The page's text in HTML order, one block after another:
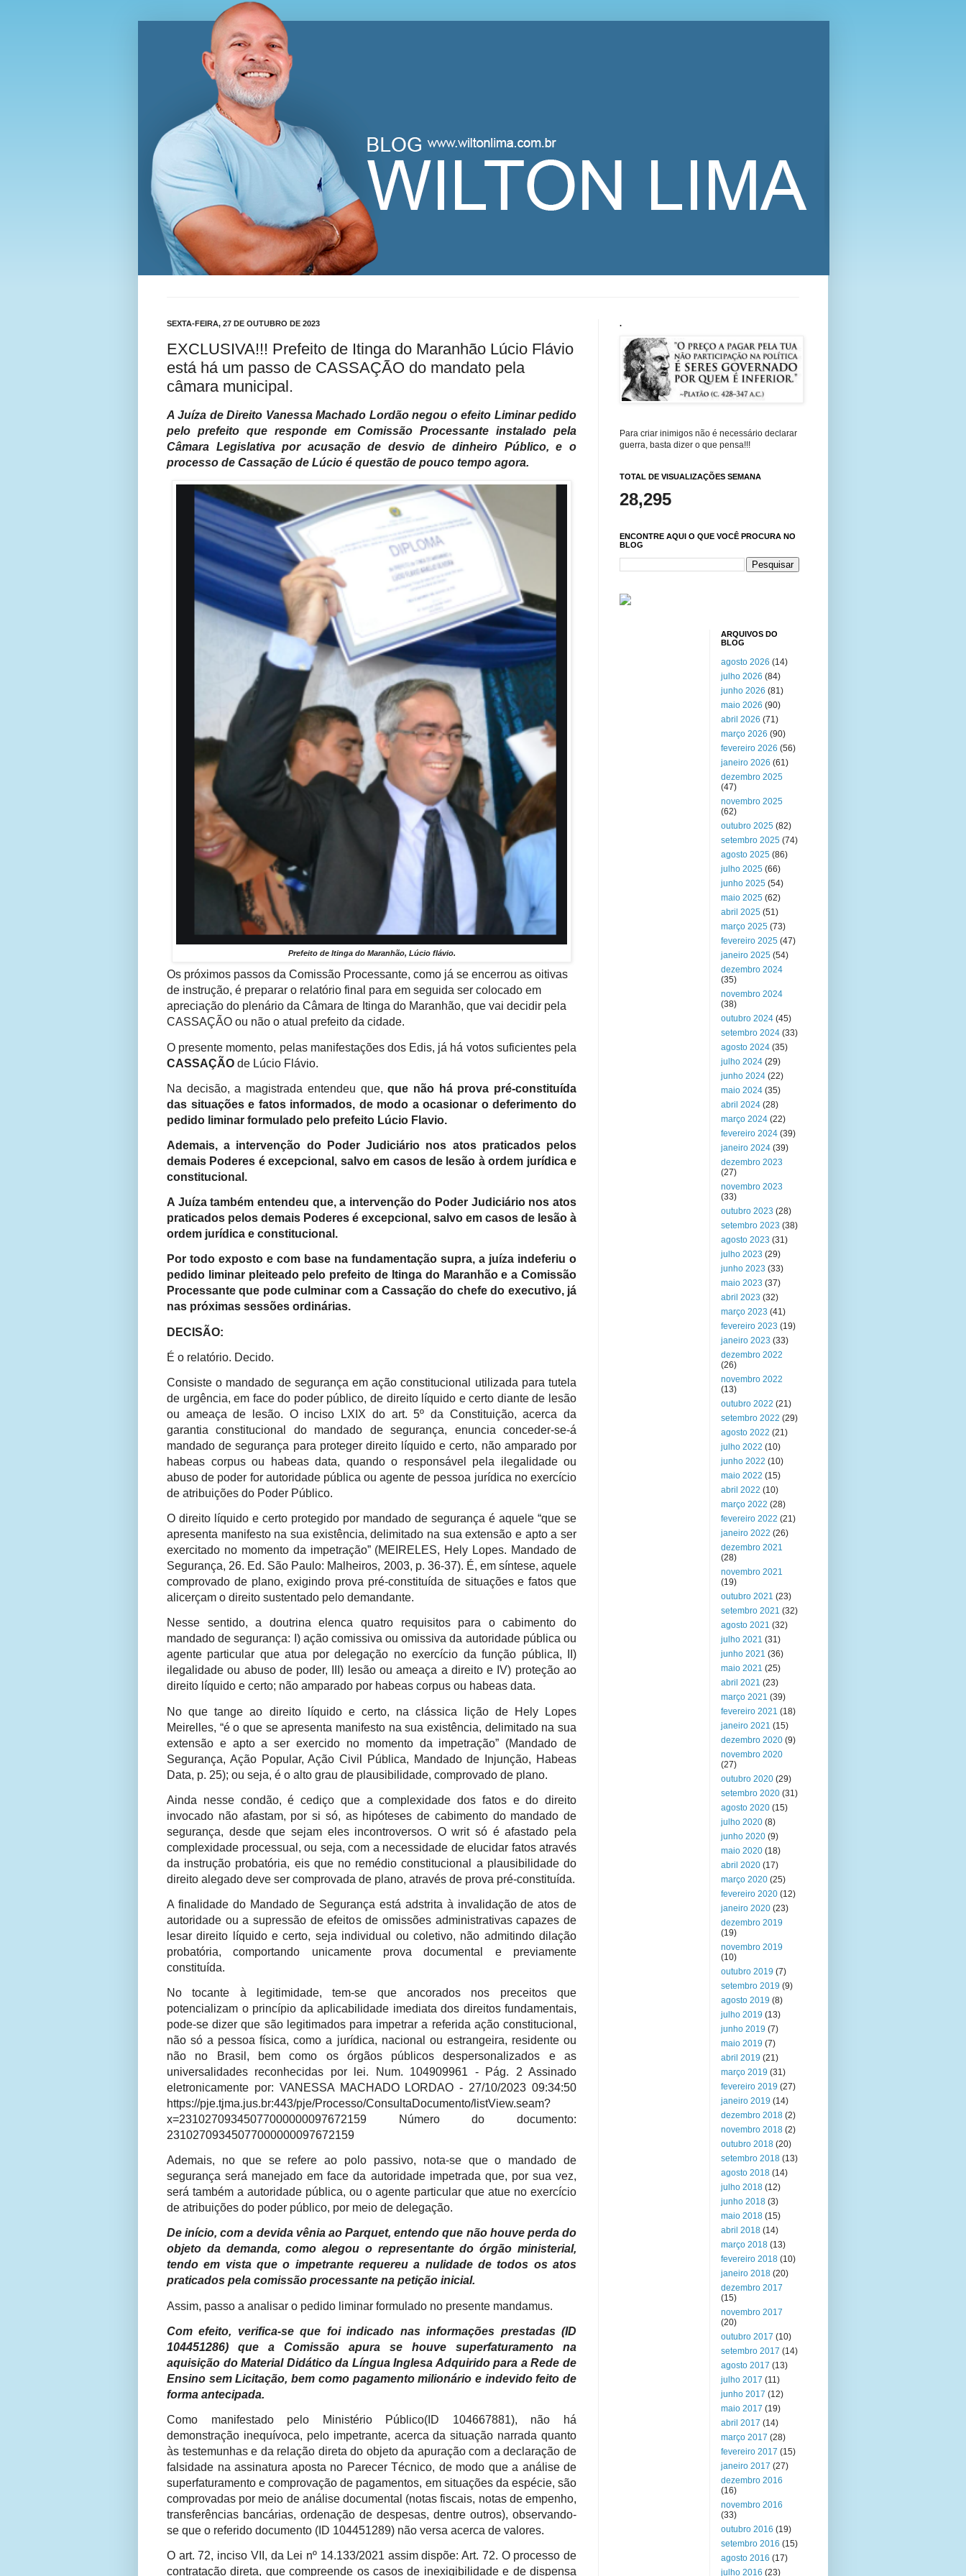
Blog Wilton Lima
SEXTA-FEIRA, 27 DE OUTUBRO DE 2023
EXCLUSIVA!!! Prefeito de Itinga do Maranhão Lúcio Flávio
está há um passo de CASSAÇÃO do mandato pela
câmara municipal.
A Juíza de Direito Vanessa Machado Lordão negou o efeito Liminar pedido
pelo prefeito que responde em Comissão Processante instalado pela
Câmara Legislativa por acusação de desvio de dinheiro Público, e o
processo de Cassação de Lúcio é questão de pouco tempo agora.
Prefeito de Itinga do Maranhão, Lúcio flávio.
Os próximos passos da Comissão Processante, como já se encerrou as oitivas
de instrução, é preparar o relatório final para em seguida ser colocado em
apreciação do plenário da Câmara de Itinga do Maranhão, que vai decidir pela
CASSAÇÃO ou não o atual prefeito da cidade.
O presente momento, pelas manifestações dos Edis, já há votos suficientes pela
CASSAÇÃO de Lúcio Flávio.
Na decisão, a magistrada entendeu que,que não há prova pré-constituída
das situações e fatos informados, de modo a ocasionar o deferimento do
pedido liminar formulado pelo prefeito Lúcio Flavio.
Ademais, a intervenção do Poder Judiciário nos atos praticados pelos
demais Poderes é excepcional, salvo em casos de lesão à ordem jurídica e
constitucional.
A Juíza também entendeu que, a intervenção do Poder Judiciário nos atos
praticados pelos demais Poderes é excepcional, salvo em casos de lesão à
ordem jurídica e constitucional.
Por todo exposto e com base na fundamentação supra, a juíza indeferiu o
pedido liminar pleiteado pelo prefeito de Itinga do Maranhão e a Comissão
Processante que pode culminar com a Cassação do chefe do executivo, já
nas próximas sessões ordinárias.
DECISÃO:
É o relatório. Decido.
Consiste o mandado de segurança em ação constitucional utilizada para tutela
de urgência, em face do poder público, de direito líquido e certo diante de lesão
ou ameaça de lesão. O inciso LXIX do art. 5º da Constituição, acerca da
garantia constitucional do mandado de segurança, enuncia conceder-se-á
mandado de segurança para proteger direito líquido e certo, não amparado por
habeas corpus ou habeas data, quando o responsável pela ilegalidade ou
abuso de poder for autoridade pública ou agente de pessoa jurídica no exercício
de atribuições do Poder Público.
O direito líquido e certo protegido por mandado de segurança é aquele “que se
apresenta manifesto na sua existência, delimitado na sua extensão e apto a ser
exercitado no momento da impetração” (MEIRELES, Hely Lopes. Mandado de
Segurança, 26. Ed. São Paulo: Malheiros, 2003, p. 36-37). É, em síntese, aquele
comprovado de plano, exigindo prova pré-constituída de situações e fatos que
alicerçam o direito sustentado pelo demandante.
Nesse sentido, a doutrina elenca quatro requisitos para o cabimento do
mandado de segurança: I) ação comissiva ou omissiva da autoridade pública ou
agente particular que atua por delegação no exercício da função pública, II)
ilegalidade ou abuso de poder, III) lesão ou ameaça a direito e IV) proteção ao
direito líquido e certo; não amparado por habeas corpus ou habeas data.
No que tange ao direito líquido e certo, na clássica lição de Hely Lopes
Meirelles, “é o que se apresenta manifesto na sua existência, delimitado na sua
extensão e apto a ser exercido no momento da impetração” (Mandado de
Segurança, Ação Popular, Ação Civil Pública, Mandado de Injunção, Habeas
Data, p. 25); ou seja, é o alto grau de plausibilidade, comprovado de plano.
Ainda nesse condão, é cediço que a complexidade dos fatos e do direito
invocado não afastam, por si só, as hipóteses de cabimento do mandado de
segurança, desde que sejam eles incontroversos. O writ só é afastado pela
complexidade processual, ou seja, com a necessidade de elucidar fatos através
da instrução probatória, eis que no remédio constitucional a plausibilidade do
direito alegado deve ser comprovada de plano, através de prova pré-constituída.
A finalidade do Mandado de Segurança está adstrita à invalidação de atos de
autoridade ou a supressão de efeitos de omissões administrativas capazes de
lesar direito líquido e certo, seja individual ou coletivo, não admitindo dilação
probatória, comportando unicamente prova documental e previamente
constituída.
No tocante à legitimidade, tem-se que ancorados nos preceitos que
potencializam o princípio da aplicabilidade imediata dos direitos fundamentais,
pode-se dizer que são legitimados para impetrar a referida ação constitucional,
não só a pessoa física, como a jurídica, nacional ou estrangeira, residente ou
não no Brasil, bem como os órgãos públicos despersonalizados e as
universalidades reconhecidas por lei. Num. 104909961 - Pág. 2 Assinado
eletronicamente por: VANESSA MACHADO LORDAO - 27/10/2023 09:34:50
https://pje.tjma.jus.br:443/pje/Processo/ConsultaDocumento/listView.seam?
x=23102709345077000000097672159 Número do documento:
23102709345077000000097672159
Ademais, no que se refere ao polo passivo, nota-se que o mandado de
segurança será manejado em face da autoridade impetrada que, por sua vez,
será também a autoridade pública, ou o agente particular que atue no exercício
de atribuições do poder público, por meio de delegação.
De início, com a devida vênia ao Parquet, entendo que não houve perda do
objeto da demanda, como alegou o representante do órgão ministerial,
tendo em vista que o impetrante requereu a nulidade de todos os atos
praticados pela comissão processante na petição inicial.
Assim, passo a analisar o pedido liminar formulado no presente mandamus.
Com efeito, verifica-se que foi indicado nas informações prestadas (ID
104451286) que a Comissão apura se houve superfaturamento na
aquisição do Material Didático da Língua Inglesa Adquirido para a Rede de
Ensino sem Licitação, bem como pagamento milionário e indevido feito de
forma antecipada.
Como manifestado pelo Ministério Público(ID 104667881), não há
demonstração inequívoca, pelo impetrante, acerca da situação narrada quanto
às testemunhas e da relação direta do objeto da apuração com a declaração de
falsidade na assinatura aposta no Parecer Técnico, de modo que a análise de
superfaturamento e comprovação de pagamentos, em situações da espécie, são
comprovadas por meio de análise documental (notas fiscais, notas de empenho,
transferências bancárias, ordenação de despesas, dentre outros), observando-
se que o referido documento (ID 104451289) não versa acerca de valores.
O art. 72, inciso VII, da Lei nº 14.133/2021 assim dispõe: Art. 72. O processo de
contratação direta, que compreende os casos de inexigibilidade e de dispensa
.
Para criar inimigos não é necessário declarar
guerra, basta dizer o que pensa!!!
TOTAL DE VISUALIZAÇÕES SEMANA
28,295
ENCONTRE AQUI O QUE VOCÊ PROCURA NO
BLOG
ARQUIVOS DO
BLOG
agosto 2026 (14)
julho 2026 (84)
junho 2026 (81)
maio 2026 (90)
abril 2026 (71)
março 2026 (90)
fevereiro 2026 (56)
janeiro 2026 (61)
dezembro 2025
(47)
novembro 2025
(62)
outubro 2025 (82)
setembro 2025 (74)
agosto 2025 (86)
julho 2025 (66)
junho 2025 (54)
maio 2025 (62)
abril 2025 (51)
março 2025 (73)
fevereiro 2025 (47)
janeiro 2025 (54)
dezembro 2024
(35)
novembro 2024
(38)
outubro 2024 (45)
setembro 2024 (33)
agosto 2024 (35)
julho 2024 (29)
junho 2024 (22)
maio 2024 (35)
abril 2024 (28)
março 2024 (22)
fevereiro 2024 (39)
janeiro 2024 (39)
dezembro 2023
(27)
novembro 2023
(33)
outubro 2023 (28)
setembro 2023 (38)
agosto 2023 (31)
julho 2023 (29)
junho 2023 (33)
maio 2023 (37)
abril 2023 (32)
março 2023 (41)
fevereiro 2023 (19)
janeiro 2023 (33)
dezembro 2022
(26)
novembro 2022
(13)
outubro 2022 (21)
setembro 2022 (29)
agosto 2022 (21)
julho 2022 (10)
junho 2022 (10)
maio 2022 (15)
abril 2022 (10)
março 2022 (28)
fevereiro 2022 (21)
janeiro 2022 (26)
dezembro 2021
(28)
novembro 2021
(19)
outubro 2021 (23)
setembro 2021 (32)
agosto 2021 (32)
julho 2021 (31)
junho 2021 (36)
maio 2021 (25)
abril 2021 (23)
março 2021 (39)
fevereiro 2021 (18)
janeiro 2021 (15)
dezembro 2020 (9)
novembro 2020
(27)
outubro 2020 (29)
setembro 2020 (31)
agosto 2020 (15)
julho 2020 (8)
junho 2020 (9)
maio 2020 (18)
abril 2020 (17)
março 2020 (25)
fevereiro 2020 (12)
janeiro 2020 (23)
dezembro 2019
(19)
novembro 2019
(10)
outubro 2019 (7)
setembro 2019 (9)
agosto 2019 (8)
julho 2019 (13)
junho 2019 (7)
maio 2019 (7)
abril 2019 (21)
março 2019 (31)
fevereiro 2019 (27)
janeiro 2019 (14)
dezembro 2018 (2)
novembro 2018 (2)
outubro 2018 (20)
setembro 2018 (13)
agosto 2018 (14)
julho 2018 (12)
junho 2018 (3)
maio 2018 (15)
abril 2018 (14)
março 2018 (13)
fevereiro 2018 (10)
janeiro 2018 (20)
dezembro 2017
(15)
novembro 2017
(20)
outubro 2017 (10)
setembro 2017 (14)
agosto 2017 (13)
julho 2017 (11)
junho 2017 (12)
maio 2017 (19)
abril 2017 (14)
março 2017 (28)
fevereiro 2017 (15)
janeiro 2017 (27)
dezembro 2016
(16)
novembro 2016
(33)
outubro 2016 (19)
setembro 2016 (15)
agosto 2016 (17)
julho 2016 (23)